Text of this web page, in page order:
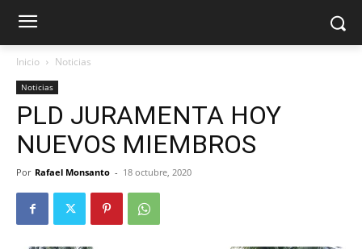
Inicio Noticias
Noticias
PLD JURAMENTA HOY
NUEVOS MIEMBROS
Por Rafael Monsanto - 18 octubre, 2020